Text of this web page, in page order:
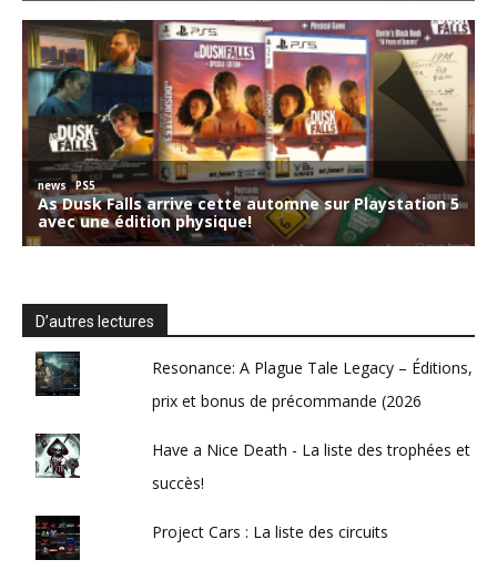
D’autres lectures
Resonance: A Plague Tale Legacy – Éditions,
prix et bonus de précommande (2026
Have a Nice Death - La liste des trophées et
succès!
Project Cars : La liste des circuits